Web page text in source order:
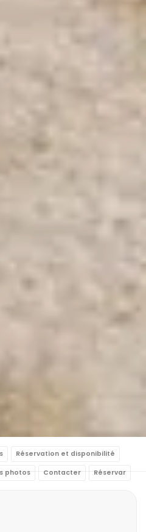
Réservation et disponibilité
photos Contacter Réservar